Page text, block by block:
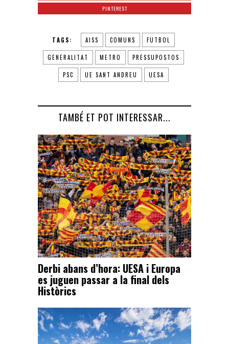
PINTEREST
TAGS: AISS COMUNS FUTBOL
GENERALITAT METRO PRESSUPOSTOS
PSC UE SANT ANDREU UESA
TAMBÉ ET POT INTERESSAR...
Derbi abans d’hora: UESA i Europa
es juguen passar a la final dels
Històrics